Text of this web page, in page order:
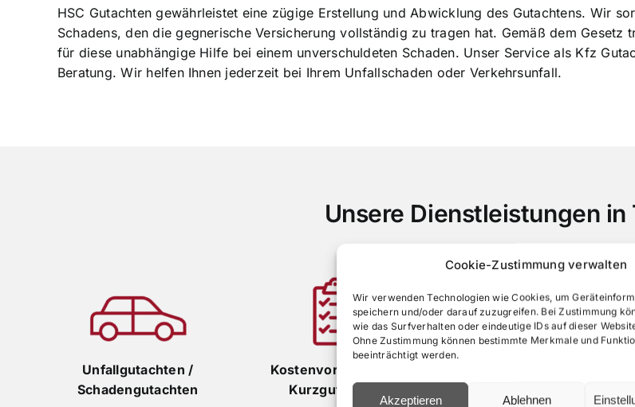
Cookie-Zustimmung verwalten
Wir verwenden Technologien wie Cookies, um
speichern und/oder darauf zuzugreifen. Bei Zustimmung
wie das Surfverhalten oder eindeutige IDs auf dieser
Ohne Zustimmung können bestimmte Merkmale und
beeinträchtigt werden.
Akzeptieren Ablehnen
HSC Gutachten gewährleistet eine zügige Erstellung und Abwicklung des Gutachtens. Wir
Schadens, den die gegnerische Versicherung vollständig zu tragen hat. Gemäß dem
für diese unabhängige Hilfe bei einem unverschuldeten Schaden. Unser Service als Kfz
Beratung. Wir helfen Ihnen jederzeit bei Ihrem Unfallschaden oder Verkehrsunfall.
Unsere Dienstleistungen in
Unfallgutachten /
Schadengutachten
Kostenvoranschlag /
Kurzgutachten